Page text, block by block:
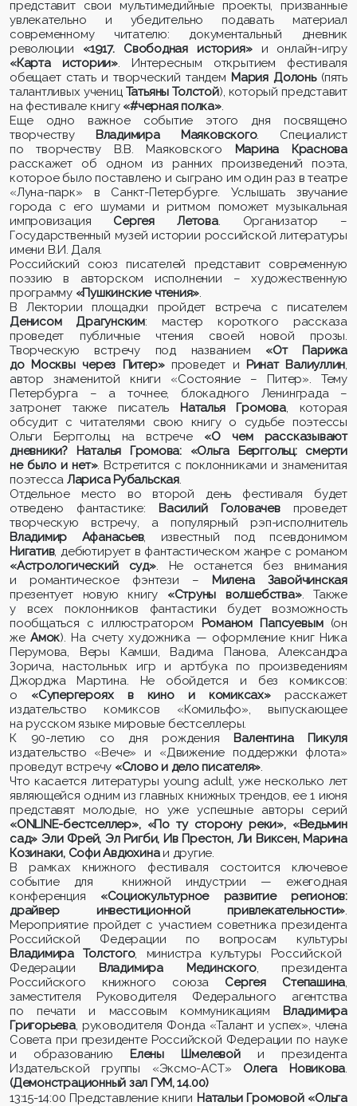
представит свои мультимедийные проекты, призванные
увлекательно и убедительно подавать материал
современному читателю:
документальный дневник
революции «1917. Свободная история»и онлайн-игру
«Карта истории». Интересным открытием фестиваля
обещает стать и творческий тандем Мария Долонь(пять
талантливых учениц Татьяны Толстой), который представит
на фестивале книгу«#черная полка».
Еще одно важное событие этого дня посвящено
творчеству Владимира Маяковского. Специалист
по творчеству В.В. Маяковского Марина Краснова
расскажет об одном из ранних произведений поэта,
которое было поставлено и сыграно им один раз в театре
«Луна-парк» в Санкт-Петербурге. Услышать звучание
города с его шумами и ритмом поможет музыкальная
импровизация Сергея Летова. Организатор –
Государственный музей истории российской литературы
имени В.И. Даля.
Российский союз писателей представит современную
поэзию в авторском исполнении – художественную
программу «Пушкинские чтения».
В Лектории площадки пройдет встреча с писателем
Денисом Драгунским: мастер короткого рассказа
проведет публичные чтения своей новой прозы.
Творческую встречу под названием «От Парижа
до Москвы через Питер» проведет и Ринат Валиуллин,
автор знаменитой книги «Состояние – Питер». Тему
Петербурга – а точнее, блокадного Ленинграда –
затронет также писатель Наталья Громова, которая
обсудит с читателями свою книгу о судьбе поэтессы
Ольги Берггольц на встрече «О чем рассказывают
дневники? Наталья Громова: «Ольга Берггольц: смерти
не было и нет». Встретится с поклонниками и знаменитая
поэтесса Лариса Рубальская.
Отдельное место во второй день фестиваля будет
отведено фантастике: Василий Головачевпроведет
творческую встречу, а популярныйрэп-исполнитель
Владимир Афанасьев, известный под псевдонимом
Нигатив, дебютирует в фантастическом жанре с романом
«Астрологический суд». Не останется без внимания
и романтическое фэнтези – Милена Завойчинская
презентует новую книгу «Струны волшебства».Также
у всех поклонников фантастики будет возможность
пообщаться с иллюстратором Романом Папсуевым(он
жеАмок). На счету художника — оформление книг Ника
Перумова, Веры Камши, Вадима Панова, Александра
Зорича, настольных игр и артбука по произведениям
Джорджа Мартина. Не обойдется и без комиксов:
о «Супергероях в кино и комиксах»расскажет
издательство комиксов «Комильфо», выпускающее
на русском языке мировые бестселлеры.
К 90-летию со дня рождения Валентина Пикуля
издательство «Вече» и «Движение поддержки флота»
проведут встречу «Слово и дело писателя».
Что касается литературы young adult, уже несколько лет
являющейся одним из главных книжных трендов, ее 1 июня
представят молодые, но уже успешные авторы серий
«ONLINE-бестселлер», «По ту сторону реки», «Ведьмин
сад» Эли Фрей, Эл Ригби, Ив Престон, Ли Виксен, Марина
Козинаки, Софи Авдюхинаи другие.
В рамках книжного фестиваля состоится ключевое
событие для книжной индустрии — ежегодная
конференция «Социокультурное развитие регионов:
драйвер инвестиционной привлекательности».
Мероприятие пройдет с участием советника президента
Российской Федерации по вопросам культуры
Владимира Толстого, министра культуры Российской
Федерации Владимира Мединского, президента
Российского книжного союза Сергея Степашина,
заместителя Руководителя Федерального агентства
по печати и массовым коммуникациям Владимира
Григорьева, руководителя Фонда «Талант и успех», члена
Совета при президенте Российской Федерации по науке
и образованию Елены Шмелевойи президента
Издательской группы «Эксмо-АСТ» Олега Новикова.
(Демонстрационный зал ГУМ, 14.00)
13:15-14:00 Представление книги Натальи Громовой «Ольга